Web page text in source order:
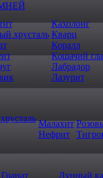
хрусталь
Кахолонг
Кварц
Коралл
Кошачий
Лабрадор
Лазурит
Малахит
Нефрит
Гранат
Лунный